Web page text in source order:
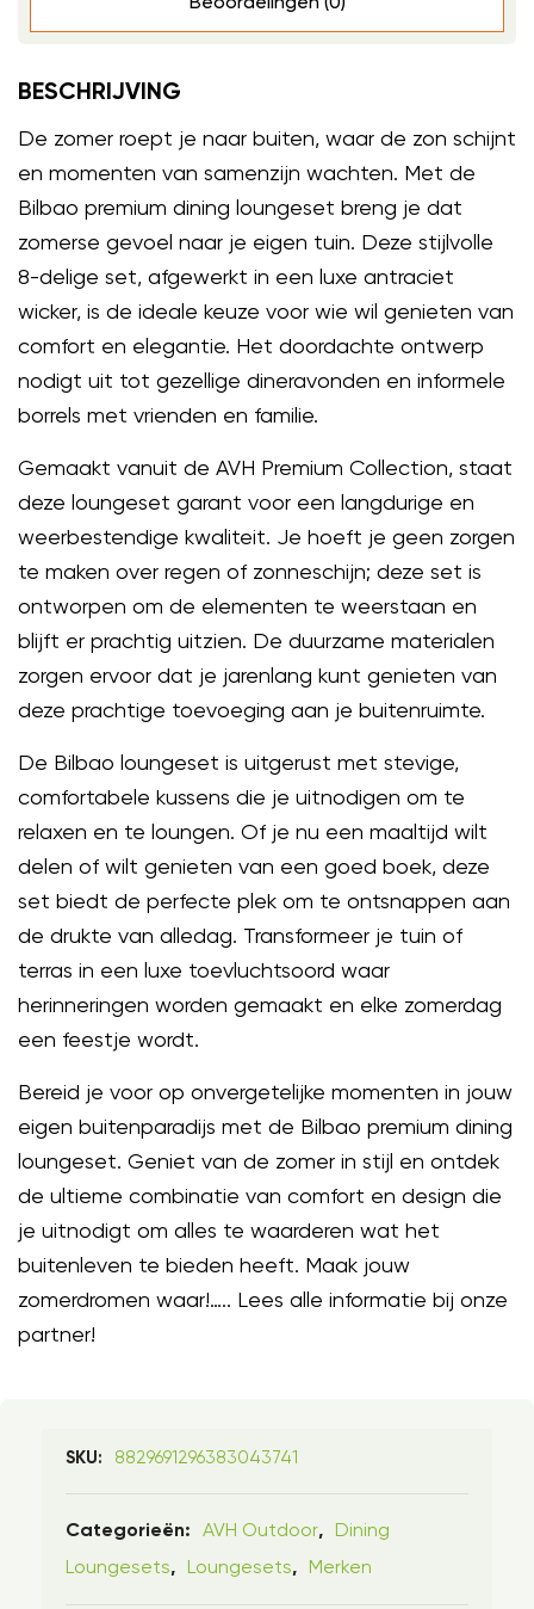
BESCHRIJVING
De zomer roept je naar buiten, waar de zon schijnt
en momenten van samenzijn wachten. Met de
Bilbao premium dining loungeset breng je dat
zomerse gevoel naar je eigen tuin. Deze stijlvolle
8-delige set, afgewerkt in een luxe antraciet
wicker, is de ideale keuze voor wie wil genieten van
comfort en elegantie. Het doordachte ontwerp
nodigt uit tot gezellige dineravonden en informele
borrels met vrienden en familie.
Gemaakt vanuit de AVH Premium Collection, staat
deze loungeset garant voor een langdurige en
weerbestendige kwaliteit. Je hoeft je geen zorgen
te maken over regen of zonneschijn; deze set is
ontworpen om de elementen te weerstaan en
blijft er prachtig uitzien. De duurzame materialen
zorgen ervoor dat je jarenlang kunt genieten van
deze prachtige toevoeging aan je buitenruimte.
De Bilbao loungeset is uitgerust met stevige,
comfortabele kussens die je uitnodigen om te
relaxen en te loungen. Of je nu een maaltijd wilt
delen of wilt genieten van een goed boek, deze
set biedt de perfecte plek om te ontsnappen aan
de drukte van alledag. Transformeer je tuin of
terras in een luxe toevluchtsoord waar
herinneringen worden gemaakt en elke zomerdag
een feestje wordt.
Bereid je voor op onvergetelijke momenten in jouw
eigen buitenparadijs met de Bilbao premium dining
loungeset. Geniet van de zomer in stijl en ontdek
de ultieme combinatie van comfort en design die
je uitnodigt om alles te waarderen wat het
buitenleven te bieden heeft. Maak jouw
zomerdromen waar!….. Lees alle informatie bij onze
partner!
SKU: 8829691296383043741
Categorieën: AVH Outdoor,
Dining
Loungesets, Loungesets, Merken